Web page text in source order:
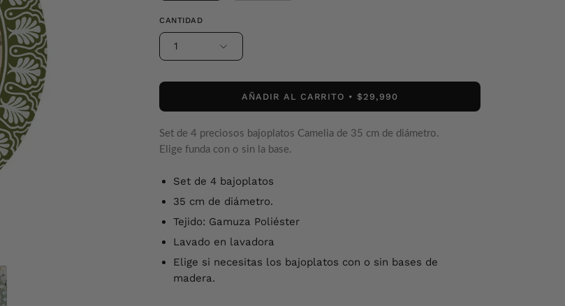
CANTIDAD
1
AÑADIR AL CARRITO $29,990
Set de 4 preciosos bajoplatos Camelia de 35 cm de diámetro.
Elige funda con o sin la base.
Set de 4 bajoplatos
35 cm de diámetro.
Tejido: Gamuza Poliéster
Lavado en lavadora
Elige si necesitas los bajoplatos con o sin bases de
madera.